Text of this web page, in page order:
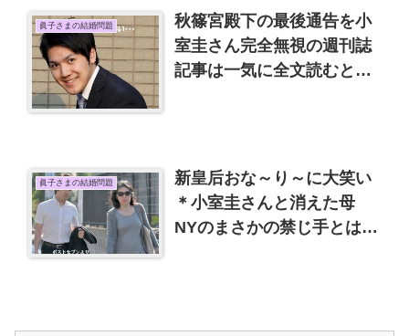
眞子さまの結婚問題
秋篠宮殿下の最後通告を小
室圭さん完全無視の週刊誌
記事は一気に全文読むと小
眞子さまの結婚問題
新皇后おな～り～に大笑い
＊小室圭さんと消えた母
NYのまさかの禁じ手とは？